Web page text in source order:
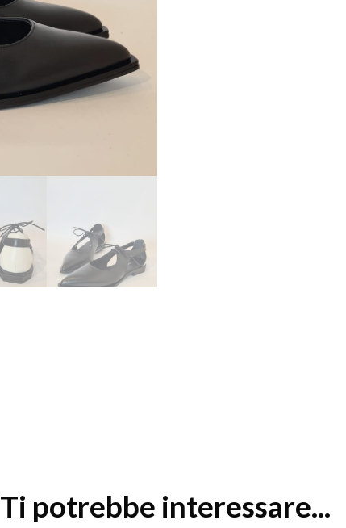
Ti potrebbe interessare...